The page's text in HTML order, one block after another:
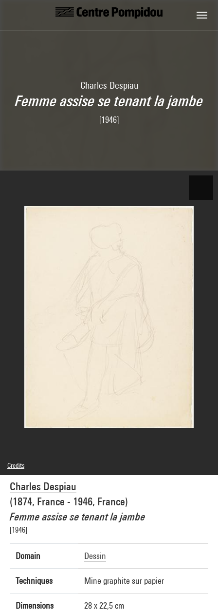
Skip to main content
Centre Pompidou
Charles Despiau
Femme assise se tenant la jambe
[1946]
Charles Despiau
(1874, France - 1946, France)
Femme assise se tenant la jambe
[1946]
Domain Dessin
Techniques Mine graphite sur papier
Dimensions 28 x 22,5 cm
Credits
Domaine public
Photo credits : Centre Pompidou, MNAM-CCI/Bertrand Prévost/Dist. GrandPalaisRmn
Image reference : 4N74160
Image presentation :GrandPalaisRmnPhoto